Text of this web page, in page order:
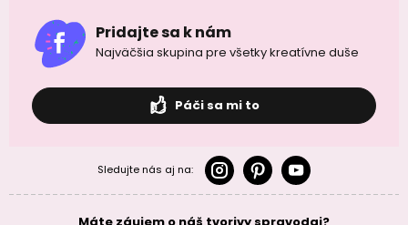
Pridajte sa k nám
Najväčšia skupina pre všetky kreatívne duše
Páči sa mi to
Sledujte nás aj na:
Máte záujem o náš tvorivy spravodaj?